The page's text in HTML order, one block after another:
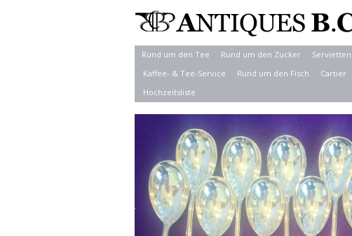
Rund um den Tee Rund um den Zucker
Kaffee- & Tee-Service
Rund um den Fisch Cartier
Hochzeitsliste